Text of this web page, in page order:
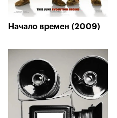
Начало времен (2009)